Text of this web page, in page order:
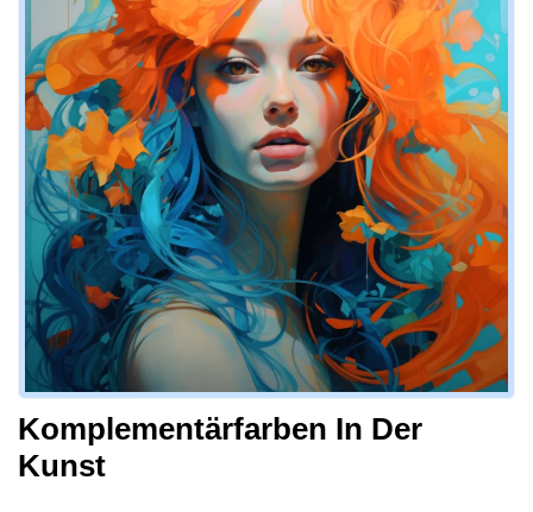
Komplementärfarben In Der
Kunst